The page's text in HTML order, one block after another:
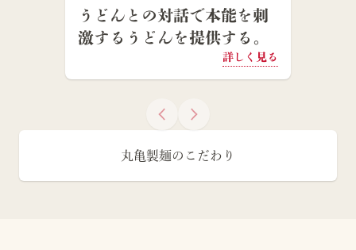
うどんとの対話で本能を刺
激するうどんを提供する。
詳しく見る
丸亀製麺のこだわり